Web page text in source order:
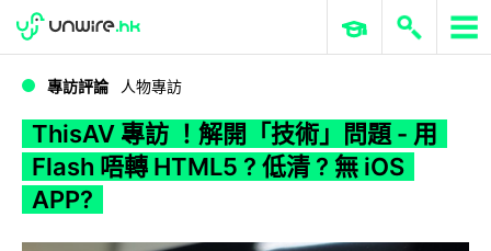
WWDC 2026 ERP 與商業 AI
專訪評論 人物專訪
ThisAV 專訪 ！解開「技術」問題 - 用
Flash 唔轉 HTML5 ? 低清 ? 無 iOS
APP?